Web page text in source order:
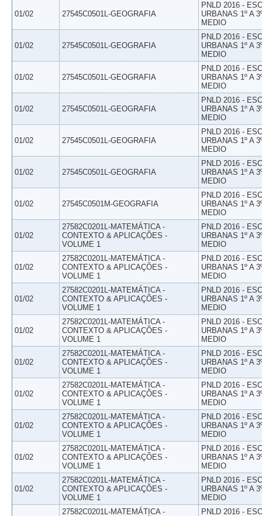
01/02 27545C0501L-GEOGRAFIA
PNLD 2016 -
URBANAS 1º A
MEDIO
01/02 27545C0501L-GEOGRAFIA
PNLD 2016 -
URBANAS 1º A
MEDIO
01/02 27545C0501L-GEOGRAFIA
PNLD 2016 -
URBANAS 1º A
MEDIO
01/02 27545C0501L-GEOGRAFIA
PNLD 2016 -
URBANAS 1º A
MEDIO
01/02 27545C0501L-GEOGRAFIA
PNLD 2016 -
URBANAS 1º A
MEDIO
01/02 27545C0501L-GEOGRAFIA
PNLD 2016 -
URBANAS 1º A
MEDIO
01/02 27545C0501M-GEOGRAFIA
PNLD 2016 -
URBANAS 1º A
MEDIO
01/02
27582C0201L-MATEMÁTICA -
CONTEXTO & APLICAÇÕES -
VOLUME 1
PNLD 2016 -
URBANAS 1º A
MEDIO
01/02
27582C0201L-MATEMÁTICA -
CONTEXTO & APLICAÇÕES -
VOLUME 1
PNLD 2016 -
URBANAS 1º A
MEDIO
01/02
27582C0201L-MATEMÁTICA -
CONTEXTO & APLICAÇÕES -
VOLUME 1
PNLD 2016 -
URBANAS 1º A
MEDIO
01/02
27582C0201L-MATEMÁTICA -
CONTEXTO & APLICAÇÕES -
VOLUME 1
PNLD 2016 -
URBANAS 1º A
MEDIO
01/02
27582C0201L-MATEMÁTICA -
CONTEXTO & APLICAÇÕES -
VOLUME 1
PNLD 2016 -
URBANAS 1º A
MEDIO
01/02
27582C0201L-MATEMÁTICA -
CONTEXTO & APLICAÇÕES -
VOLUME 1
PNLD 2016 -
URBANAS 1º A
MEDIO
01/02
27582C0201L-MATEMÁTICA -
CONTEXTO & APLICAÇÕES -
VOLUME 1
PNLD 2016 -
URBANAS 1º A
MEDIO
01/02
27582C0201L-MATEMÁTICA -
CONTEXTO & APLICAÇÕES -
VOLUME 1
PNLD 2016 -
URBANAS 1º A
MEDIO
01/02
27582C0201L-MATEMÁTICA -
CONTEXTO & APLICAÇÕES -
VOLUME 1
PNLD 2016 -
URBANAS 1º A
MEDIO
27582C0201L-MATEMÁTICA -
PNLD 2016 -